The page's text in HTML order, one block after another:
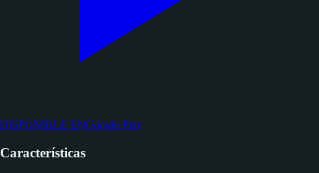
DISPONIBLE ENGoogle Play
Características